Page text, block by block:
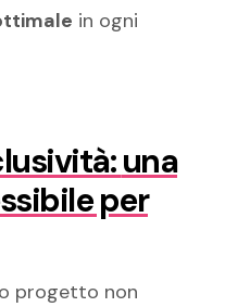
in ogni
una
per
progetto non